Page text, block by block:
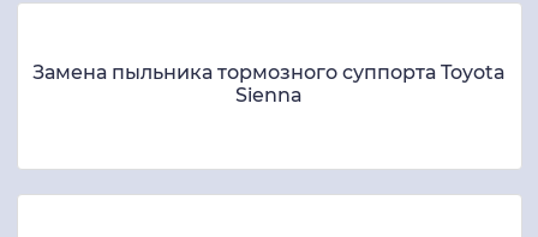
Замена пыльника тормозного суппорта Toyota
Sienna